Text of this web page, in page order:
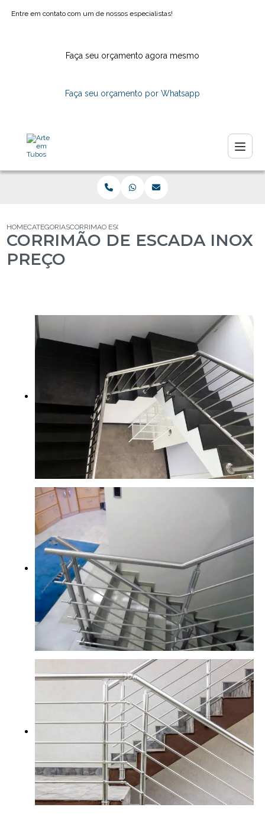
Entre em contato com um de nossos especialistas!
Faça seu orçamento agora mesmo
Faça seu orçamento por Whatsapp
HOMECATEGORIASCORRIMAO ESCADA INOX PRECO
CORRIMÃO DE ESCADA INOX
PREÇO